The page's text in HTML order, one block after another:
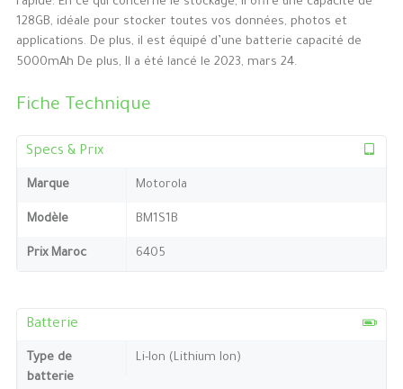
128GB, idéale pour stocker toutes vos données, photos et
applications. De plus, il est équipé d’une batterie capacité de
5000mAh De plus, Il a été lancé le 2023, mars 24.
Fiche Technique
Specs & Prix
Marque Motorola
Modèle BM1S1B
Prix Maroc 6405
Batterie
Type de
batterie
Li-Ion (Lithium Ion)